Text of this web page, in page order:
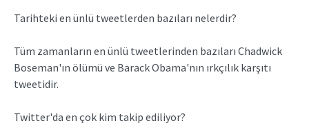
Tarihteki en ünlü tweetlerden bazıları nelerdir?
Tüm zamanların en ünlü tweetlerinden bazıları Chadwick
Boseman'ın ölümü ve Barack Obama'nın ırkçılık karşıtı
tweetidir.
Twitter'da en çok kim takip ediliyor?